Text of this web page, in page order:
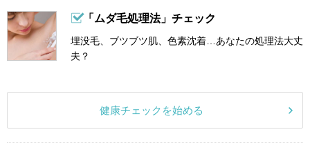
「ムダ毛処理法」チェック
埋没毛、ブツブツ肌、色素沈着…あなたの処理法大丈
夫？
健康チェックを始める